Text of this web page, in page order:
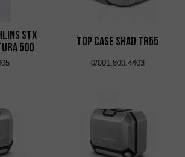
STX
500
Top Case Shad TR55
0/001.800.4403